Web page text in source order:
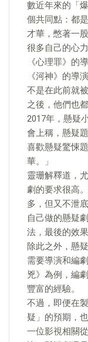
數近年來的「
個共同點：都
才華，憋著一
很多自己的心力
《心理罪》的
《河神》的導
不是在此前就
之後，他們也
2017年，懸疑
會上稱，懸疑
喜歡懸疑驚悚
華。」
靈珊解釋道，
劇的要求很高
多，但又不泄
自己做的懸疑
法，最後的效
除此之外，懸
需要導演和編
兇》為例，編
豐富的經驗。
不過，即便在
疑」的預期，
一位影視相關